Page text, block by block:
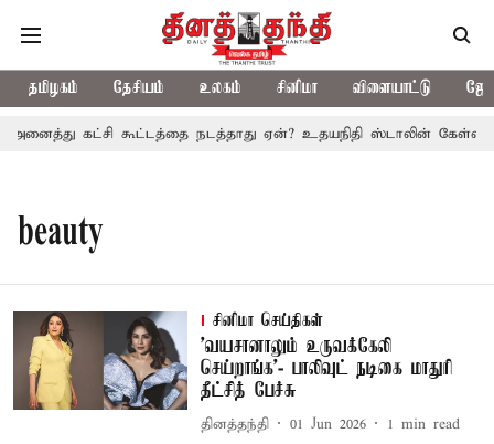
தமிழகம் தேசியம் உலகம் சினிமா விளையாட்டு
அனைத்து கட்சி கூட்டத்தை நடத்தாது ஏன்? உதயநிதி ஸ்டாலின் கேள்வி
beauty
சினிமா செய்திகள்
'வயசானாலும் உருவக்கேலி
செய்றாங்க'- பாலிவுட் நடிகை மாதுரி
தீட்சித் பேச்சு
தினத்தந்தி 01 Jun 2026 1 min read